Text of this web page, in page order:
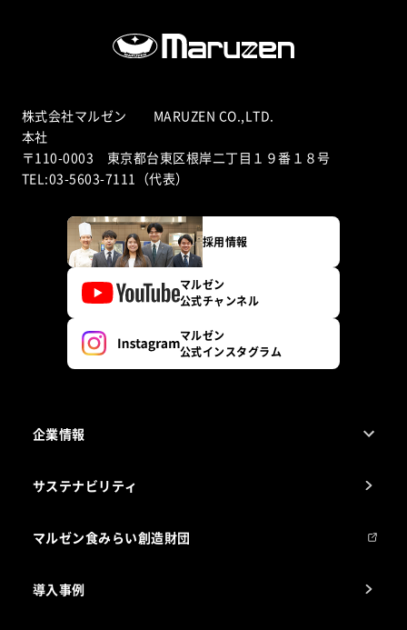
株式会社マルゼン MARUZEN CO.,LTD.
本社
〒110-0003 東京都台東区根岸二丁目１９番１８号
TEL:03-5603-7111（代表）
採用情報
マルゼン
公式チャンネル
マルゼン
公式インスタグラム
企業情報
会社組織
製品の開発
サステナビリティ
マルゼン食みらい創造財団
導入事例